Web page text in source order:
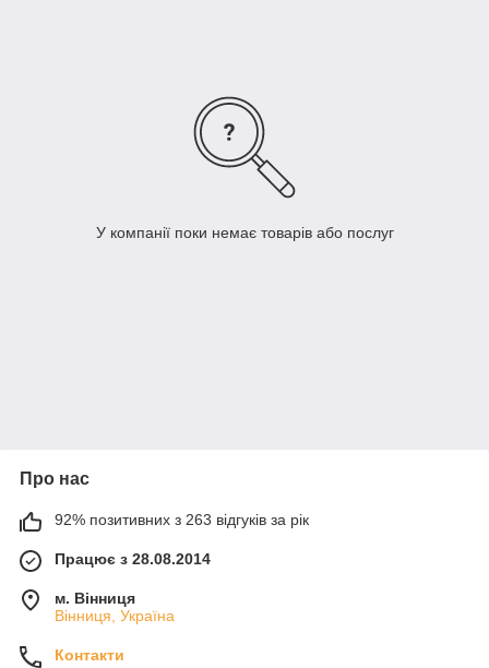
У компанії поки немає товарів або послуг
Про нас
92% позитивних з 263 відгуків за рік
Працює з 28.08.2014
м. Вінниця
Вінниця, Україна
Контакти